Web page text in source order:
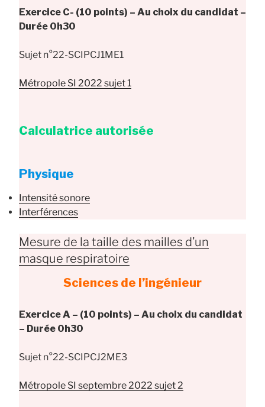
Exercice C- (10 points) – Au choix du candidat –
Durée 0h30
Sujet n°22-SCIPCJ1ME1
Métropole SI 2022 sujet 1
Calculatrice autorisée
Physique
Intensité sonore
Interférences
Mesure de la taille des mailles d’un
masque respiratoire
Sciences de l’ingénieur
Exercice A – (10 points) – Au choix du candidat
– Durée 0h30
Sujet n°22-SCIPCJ2ME3
Métropole SI septembre 2022 sujet 2